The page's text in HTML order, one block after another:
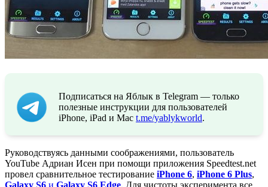
Подписаться на Яблык в Telegram — только
полезные инструкции для пользователей
iPhone, iPad и Mac t.me/yablykworld.
Руководствуясь данными соображениями, пользователь
YouTube Адриан Исен при помощи приложения Speedtest.net
провел сравнительное тестирование iPhone 6, iPhone 6 Plus,
Galaxy S6 и Galaxy S6 Edge. Для чистоты эксперимента все